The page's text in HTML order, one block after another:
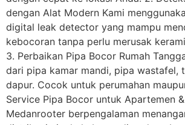
dengan Alat Modern Kami
digital leak detector yang mampu
kebocoran tanpa perlu merusak
3. Perbaikan Pipa Bocor Rumah
dari pipa kamar mandi, pipa wastafel,
dapur. Cocok untuk perumahan
Service Pipa Bocor untuk Apartemen
Medanrooter berpengalaman